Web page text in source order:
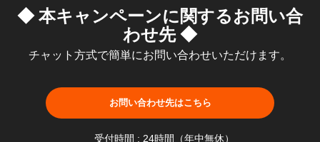
◆ 本キャンペーンに関するお問い合
わせ先 ◆
チャット方式で簡単にお問い合わせいただけます。
お問い合わせ先はこちら
受付時間 : 24時間（年中無休）